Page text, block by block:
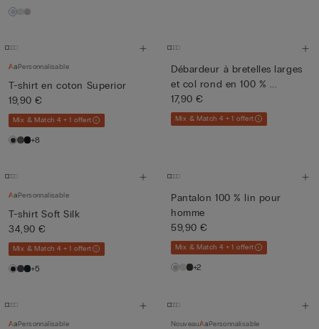
Personnalisable
T-shirt en coton Superior
19,90 €
Mix & Match 4 + 1 offert
+8
Débardeur à bretelles larges
et col rond en 100 % ...
17,90 €
Mix & Match 4 + 1 offert
Personnalisable
T-shirt Soft Silk
34,90 €
Mix & Match 4 + 1 offert
+5
Pantalon 100 % lin pour
homme
59,90 €
Mix & Match 4 + 1 offert
+2
Personnalisable Nouveau Personnalisable